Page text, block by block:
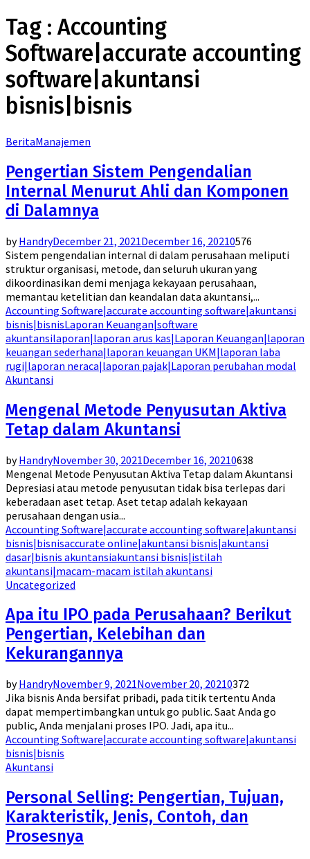
Tag : Accounting
Software|accurate accounting
software|akuntansi
bisnis|bisnis
BeritaManajemen
Pengertian Sistem Pengendalian
Internal Menurut Ahli dan Komponen
di Dalamnya
byHandryDecember 21, 2021December 16, 20210576
Sistem pengendalian internal di dalam perusahaan meliputi
struktur organisasi, metode, dan seluruh ukuran yang
dikoordinasikan demi menjaga kekayaan perusahaan,
memantau ketelitian dan keandalan data akuntansi,...
Accounting Software|accurate accounting software|akuntansi
bisnis|bisnisLaporan Keuangan|software
akuntansilaporan|laporan arus kas|Laporan Keuangan|laporan
keuangan sederhana|laporan keuangan UKM|laporan laba
rugi|laporan neraca|laporan pajak|Laporan perubahan modal
Akuntansi
Mengenal Metode Penyusutan Aktiva
Tetap dalam Akuntansi
byHandryNovember 30, 2021December 16, 20210638
Mengenal Metode Penyusutan Aktiva Tetap dalam Akuntansi
Depresiasi atau metode penyusutan tidak bisa terlepas dari
keberadaan aset tetap. Aset tetap adalah kekayaan
perusahaan dengan usia...
Accounting Software|accurate accounting software|akuntansi
bisnis|bisnisaccurate online|akuntansi bisnis|akuntansi
dasar|bisnis akuntansiakuntansi bisnis|istilah
akuntansi|macam-macam istilah akuntansi
Uncategorized
Apa itu IPO pada Perusahaan? Berikut
Pengertian, Kelebihan dan
Kekurangannya
byHandryNovember 9, 2021November 20, 20210372
Jika bisnis Anda bersifat pribadi, pada titik tertentu Anda
dapat mempertimbangkan untuk go public. Saat Anda go
public, Anda menjalani proses IPO. Jadi, apa itu...
Accounting Software|accurate accounting software|akuntansi
bisnis|bisnis
Akuntansi
Personal Selling: Pengertian, Tujuan,
Karakteristik, Jenis, Contoh, dan
Prosesnya